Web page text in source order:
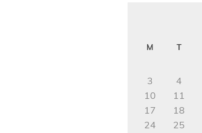
M T
3
4
10
11
17
18
24
25